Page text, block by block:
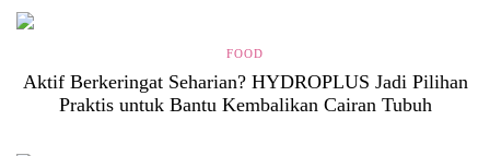
FOOD
Aktif Berkeringat Seharian? HYDROPLUS Jadi Pilihan
Praktis untuk Bantu Kembalikan Cairan Tubuh